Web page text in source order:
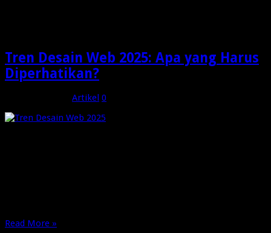
Tren Desain Web 2025: Apa yang Harus
Diperhatikan?
Artikel 0
Read More »